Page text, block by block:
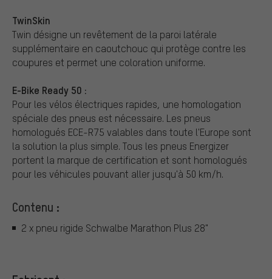
TwinSkin
Twin désigne un revêtement de la paroi latérale
supplémentaire en caoutchouc qui protège contre les
coupures et permet une coloration uniforme.
E-Bike Ready 50 :
Pour les vélos électriques rapides, une homologation
spéciale des pneus est nécessaire. Les pneus
homologués ECE-R75 valables dans toute l'Europe sont
la solution la plus simple. Tous les pneus Energizer
portent la marque de certification et sont homologués
pour les véhicules pouvant aller jusqu'à 50 km/h.
Contenu :
2 x pneu rigide Schwalbe Marathon Plus 28"